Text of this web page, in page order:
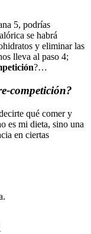
5, podrías
se habrá
y eliminar las
lleva al paso 4;
?…
competición?
qué comer y
es mi dieta, sino una
en ciertas